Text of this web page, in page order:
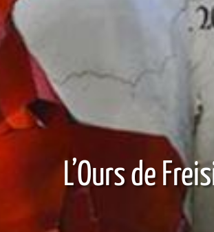
L’Ours de